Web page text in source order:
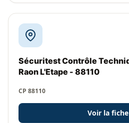
Sécuritest Contrôle
Raon L'Etape - 88110
CP 88110
Voir la fiche